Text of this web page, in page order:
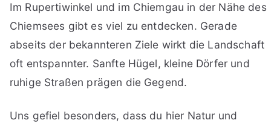
Im Rupertiwinkel und im Chiemgau in der Nähe des
Chiemsees gibt es viel zu entdecken. Gerade
abseits der bekannteren Ziele wirkt die Landschaft
oft entspannter. Sanfte Hügel, kleine Dörfer und
ruhige Straßen prägen die Gegend.
Uns gefiel besonders, dass du hier Natur und